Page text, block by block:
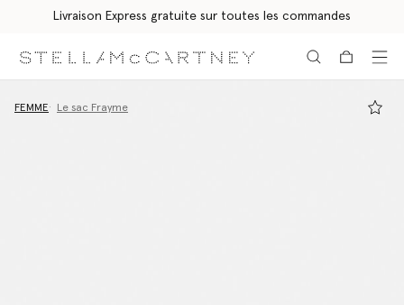
Livraison Express gratuite sur toutes les commandes
FEMME Le sac Frayme